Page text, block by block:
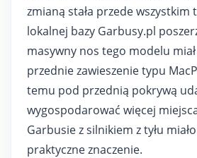
zmianą stała przede wszystkim
lokalnej bazy Garbusy.pl
masywny nos tego modelu
przednie zawieszenie typu
temu pod przednią pokrywą
wygospodarować więcej
Garbusie z silnikiem z tyłu
praktyczne znaczenie.